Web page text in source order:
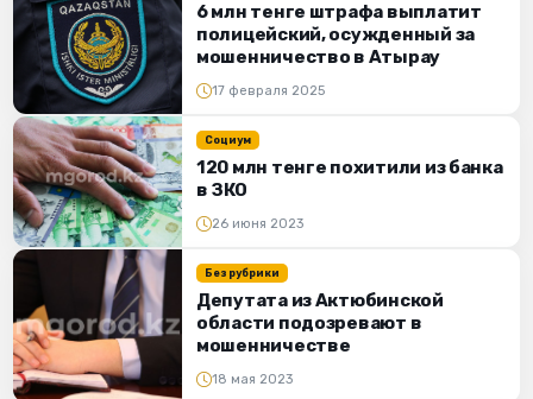
6 млн тенге штрафа выплатит
полицейский, осужденный за
мошенничество в Атырау
17 февраля 2025
Социум
120 млн тенге похитили из банка
в ЗКО
26 июня 2023
Без рубрики
Депутата из Актюбинской
области подозревают в
мошенничестве
18 мая 2023